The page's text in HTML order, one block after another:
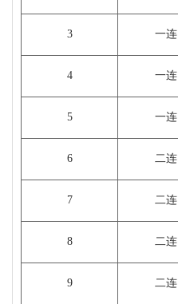
3 一连
4 一连
5 一连
6 二连
7 二连
8 二连
9 二连